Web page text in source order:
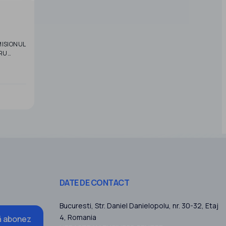
abonez
DATE DE CONTACT
Bucuresti, Str. Daniel Danielopolu, nr. 30-32, Etaj
4, Romania